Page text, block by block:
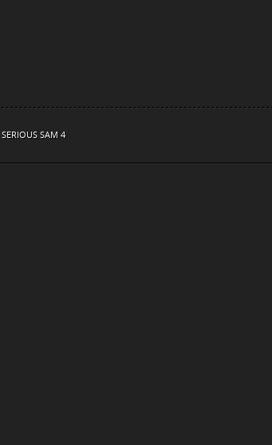
SERIOUS SAM 4